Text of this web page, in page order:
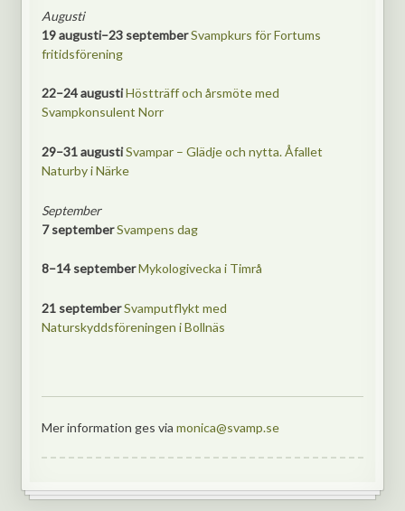
Augusti
19 augusti–23 septemberSvampkurs för Fortums
fritidsförening
22–24 augustiHöstträff och årsmöte med
Svampkonsulent Norr
29–31 augustiSvampar – Glädje och nytta. Åfallet
Naturby i Närke
September
7 septemberSvampens dag
8–14 septemberMykologivecka i Timrå
21 septemberSvamputflykt med
Naturskyddsföreningen i Bollnäs
Mer information ges viamonica@svamp.se